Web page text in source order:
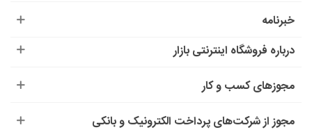
خبرنامه
درباره‌ فروشگاه اینترنتی بازار
مجوزهای کسب و کار
مجوز از شرکت‌های پرداخت الکترونیک و بانکی